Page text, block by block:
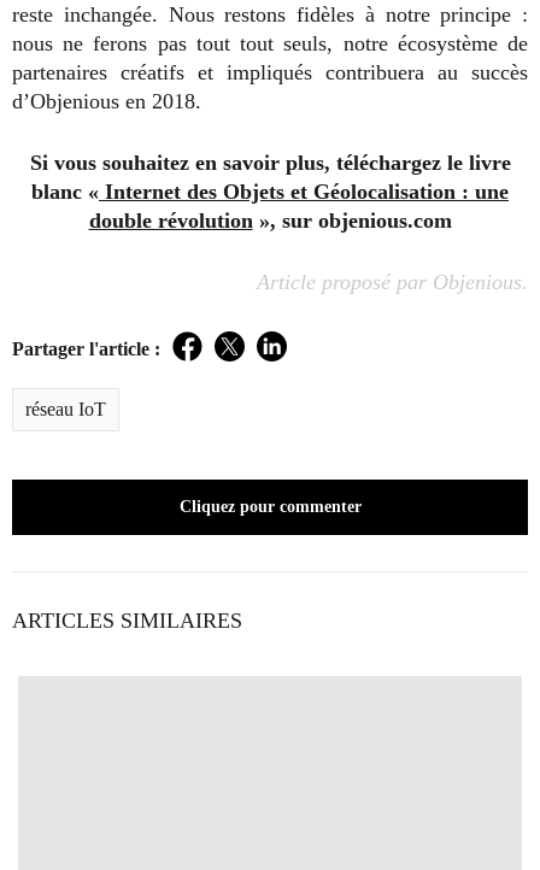
reste inchangée. Nous restons fidèles à notre principe :
nous ne ferons pas tout tout seuls, notre écosystème de
partenaires créatifs et impliqués contribuera au succès
d’Objenious en 2018.
Si vous souhaitez en savoir plus, téléchargez le livre
blanc « Internet des Objets et Géolocalisation : une
double révolution», sur objenious.com
Article proposé par Objenious.
Partager l'article : Facebook
TwitterLinkedIn
réseau IoT
Cliquez pour commenter
ARTICLES SIMILAIRES